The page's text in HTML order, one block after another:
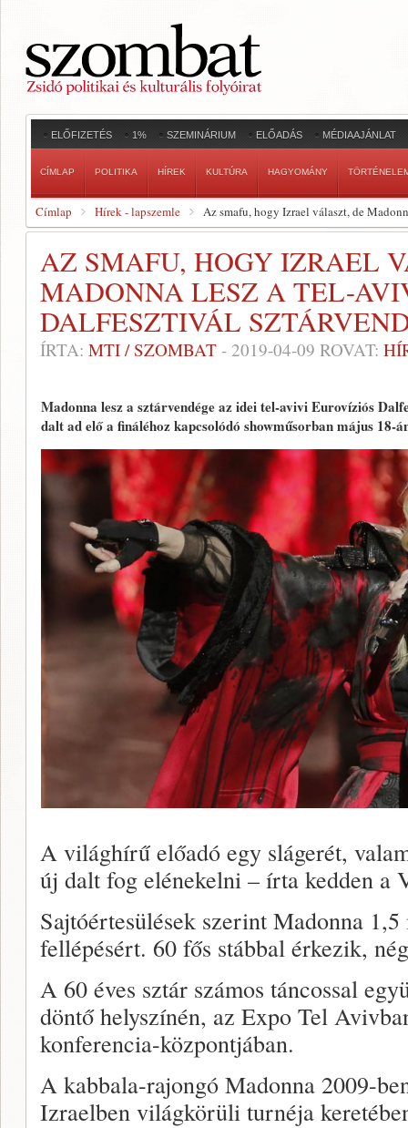
ELŐFIZETÉS 1% SZEMINÁRIUM ELŐADÁS MÉDIAAJÁNLAT
CÍMLAP POLITIKA HÍREK KULTÚRA HAGYOMÁNY
Címlap Hírek - lapszemle Az smafu, hogy Izrael választ, de
AZ SMAFU, HOGY IZRAEL
MADONNA LESZ A TEL-
DALFESZTIVÁL
ÍRTA: MTI / SZOMBAT - 2019-04-09 ROVAT:
Madonna lesz a sztárvendége az idei tel-avivi Eurovíziós
dalt ad elő a fináléhoz kapcsolódó showműsorban május 18-
A világhírű előadó egy slágerét,
új dalt fog elénekelni – írta kedden a
Sajtóértesülések szerint Madonna
fellépésért. 60 fős stábbal érkezik,
A 60 éves sztár számos táncossal
döntő helyszínén, az Expo Tel
konferencia-központjában.
A kabbala-rajongó Madonna 2009-
Izraelben világkörüli turnéja